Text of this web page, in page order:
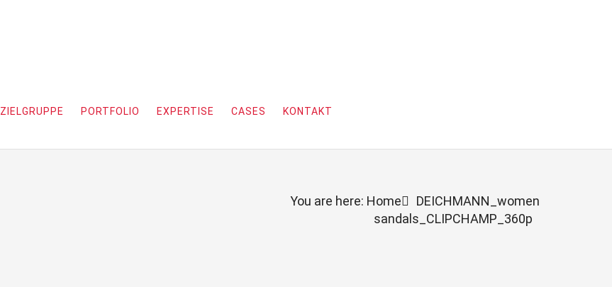
ZIELGRUPPE PORTFOLIO EXPERTISE CASES KONTAKT
You are here: Home
DEICHMANN_women
sandals_CLIPCHAMP_360p